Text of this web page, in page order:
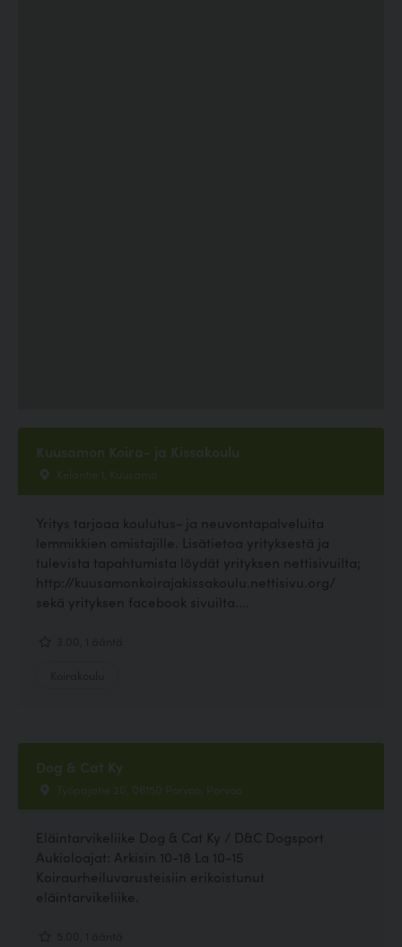
Kuusamon Koira- ja Kissakoulu
Kelantie 1, Kuusamo
Yritys tarjoaa koulutus- ja neuvontapalveluita
lemmikkien omistajille. Lisätietoa yrityksestä ja
tulevista tapahtumista löydät yrityksen nettisivuilta;
http://kuusamonkoirajakissakoulu.nettisivu.org/
sekä yrityksen facebook sivuilta....
Dog & Cat Ky
Työpajatie 20, 06150 Porvoo, Porvoo
Eläintarvikeliike Dog & Cat Ky / D&C Dogsport
Aukioloajat: Arkisin 10-18 La 10-15
Koiraurheiluvarusteisiin erikoistunut
eläintarvikeliike.